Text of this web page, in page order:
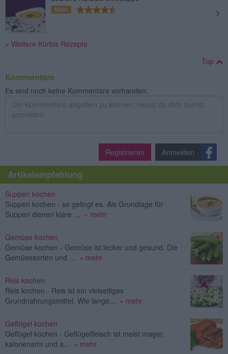
Mittel
» Weitere Kürbis Rezepte
Top
Kommentare
Es sind noch keine Kommentare vorhanden.
Registrieren Anmelden
Artikelempfehlung
Suppen kochen
Suppen kochen - so gelingt es. Als Grundlage für
Suppen dienen klare ... » mehr
Gemüse kochen
Gemüse kochen - Gemüse ist lecker und gesund. Die
Gemüsesorten und ... » mehr
Reis kochen
Reis kochen - Reis ist ein vielseitiges
Grundnahrungsmittel. Wie lange... » mehr
Geflügel kochen
Geflügel kochen - Geflügelfleisch ist meist mager,
kalorienarm und a... » mehr